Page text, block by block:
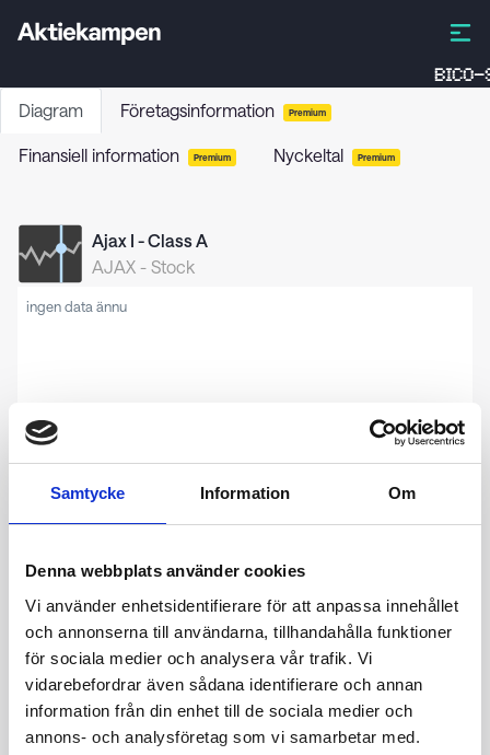
Samtycke Information Om
Denna webbplats använder cookies
Vi använder enhetsidentifierare för att anpassa innehållet
och annonserna till användarna, tillhandahålla funktioner
för sociala medier och analysera vår trafik. Vi
vidarebefordrar även sådana identifierare och annan
information från din enhet till de sociala medier och
annons- och analysföretag som vi samarbetar med.
BICO-S
Diagram Företagsinformation Premium
Finansiell information Premium Nyckeltal Premium
Ajax I - Class A
AJAX - Stock
ingen data ännu
24t 7d 1m 3m 1å 5å